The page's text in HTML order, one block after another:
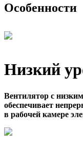
Особенности
Низкий
Вентилятор с
обеспечивает
в рабочей камере